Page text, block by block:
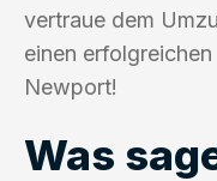
vertraue dem
einen
Newport!
Was